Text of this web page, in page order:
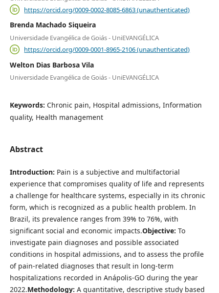
https://orcid.org/0009-0002-8085-6863 (unauthenticated)
Brenda Machado Siqueira
Universidade Evangélica de Goiás - UniEVANGÉLICA
https://orcid.org/0009-0001-8965-2106 (unauthenticated)
Welton Dias Barbosa Vila
Universidade Evangélica de Goiás - UniEVANGÉLICA
Keywords: Chronic pain, Hospital admissions, Information
quality, Health management
Abstract
Introduction: Pain is a subjective and multifactorial
experience that compromises quality of life and represents
a challenge for healthcare systems, especially in its chronic
form, which is recognized as a public health problem. In
Brazil, its prevalence ranges from 39% to 76%, with
significant social and economic impacts.Objective: To
investigate pain diagnoses and possible associated
conditions in hospital admissions, and to assess the profile
of pain-related diagnoses that result in long-term
hospitalizations recorded in Anápolis-GO during the year
2022.Methodology: A quantitative, descriptive study based